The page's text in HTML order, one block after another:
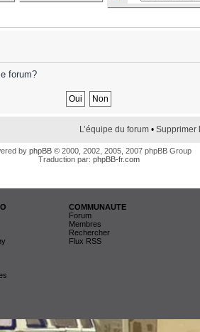
forum?
L’équipe du forum • Supprimer
by phpBB © 2000, 2002, 2005, 2007 phpBB Group
Traduction par: phpBB-fr.com
COMMUNAUTE
Forum
Membres
Rechercher
Flux RSS